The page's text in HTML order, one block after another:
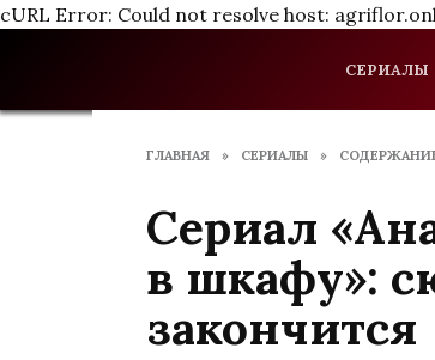
cURL Error: Could not resolve host:
СЕРИАЛЫ
ГЛАВНАЯ » СЕРИАЛЫ »
Сериал
в шкафу»:
закончится